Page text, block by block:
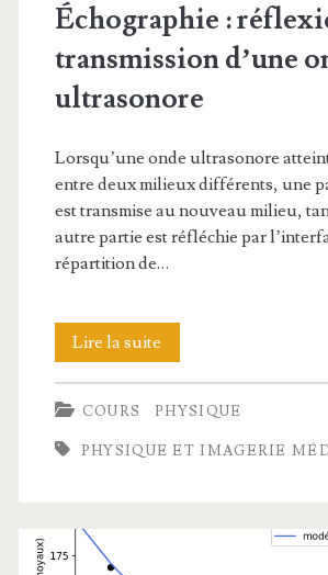
Échographie :
transmission d’une
ultrasonore
Lorsqu’une onde ultrasonore
entre deux milieux différents, une
est transmise au nouveau milieu,
autre partie est réfléchie par
répartition de…
Lire la suite
:
réflexion
et
COURS PHYSIQUE
PHYSIQUE ET IMAGERIE